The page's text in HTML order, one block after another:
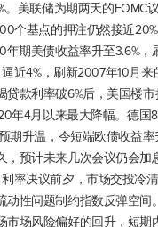
。美联储为期两天的
个基点的押注仍然接近
期美债收益率升至3.6%
近4%，刷新2007年10月
款利率破6%后，美国楼
年4月以来最大降幅。德国
期升温，令短端欧债收益
，预计未来几次会议仍会
率决议前夕，市场交投冷
动性问题制约指数反弹空
场风险偏好的回升，短